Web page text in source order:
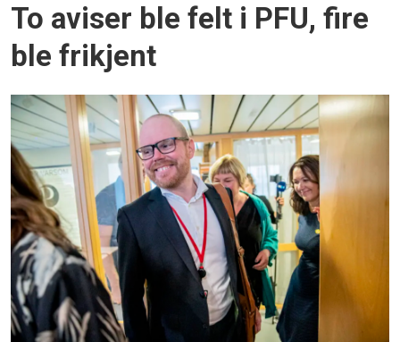
To aviser ble felt i PFU, fire
ble frikjent